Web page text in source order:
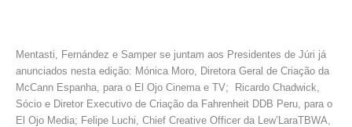
Mentasti, Fernández e Samper se juntam aos Presidentes de Júri já
anunciados nesta edição: Mónica Moro, Diretora Geral de Criação da
McCann Espanha, para o El Ojo Cinema e TV; Ricardo Chadwick,
Sócio e Diretor Executivo de Criação da Fahrenheit DDB Peru, para o
El Ojo Media; Felipe Luchi, Chief Creative Officer da Lew’LaraTBWA,